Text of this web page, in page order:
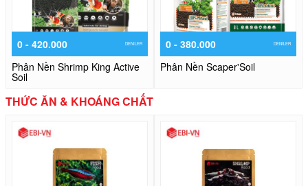
0 - 420.000 DENILER
Phân Nền Shrimp King Active
Soil
0 - 380.000 DENILER
Phân Nền Scaper'Soil
THỨC ĂN & KHOÁNG CHẤT